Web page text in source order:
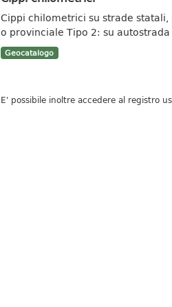
Cippi chilometrici su strade
o provinciale Tipo 2: su
Geocatalogo
E' possibile inoltre accedere al registro